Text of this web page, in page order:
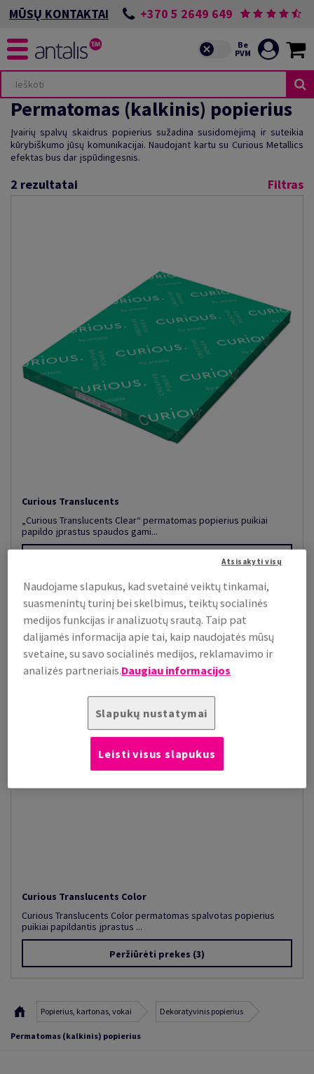
MŪSŲ KONTAKTAI +370 5 2649 649
Permatomas (kalkinis) popierius
Įvairių spalvų skaidrus popierius sužadina susidomėjimą ir suteikia
kūrybiškumo jūsų komunikacijai. Naudojant kartu su Curious Metallics
efektas bus dar įspūdingesnis.
2 rezultatai Filtras
Curious Translucents
„Curious Translucents Clear“ permatomas popierius puikiai
papildo įprastus spaudos gami...
Curious Translucents Color
Curious Translucents Color permatomas spalvotas popierius
puikiai papildantis įprastus ...
Peržiūrėti prekes (3)
Popierius, kartonas, vokai Dekoratyvinis popierius
Permatomas (kalkinis) popierius
Naudojame slapukus, kad svetainė veiktų tinkamai,
suasmenintų turinį bei skelbimus, teiktų socialinės
medijos funkcijas ir analizuotų srautą. Taip pat
dalijamės informacija apie tai, kaip naudojatės mūsų
svetaine, su savo socialinės medijos, reklamavimo ir
analizės partneriais.Daugiau informacijos
Slapukų nustatymai
Atsisakyti visų
Leisti visus slapukus